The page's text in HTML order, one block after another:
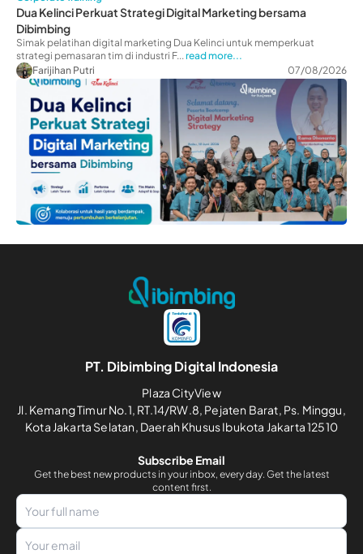
Dua Kelinci Perkuat Strategi Digital Marketing bersama
Dibimbing
Simak pelatihan digital marketing Dua Kelinci untuk memperkuat
strategi pemasaran tim di industri F... read more...
Farijihan Putri
07/08/2026
PT. Dibimbing Digital Indonesia
Plaza CityView
Jl. Kemang Timur No.1, RT.14/RW.8, Pejaten Barat, Ps. Minggu,
Kota Jakarta Selatan, Daerah Khusus Ibukota Jakarta 12510
Subscribe Email
Get the best new products in your inbox, every day. Get the latest
content first.